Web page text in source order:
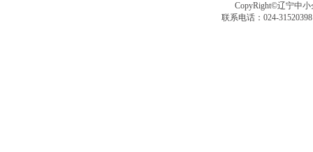
CopyRight©辽宁中小
联系电话：024-